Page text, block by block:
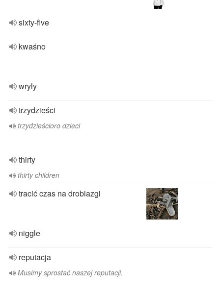
sixty-five
kwaśno
wryly
trzydzieści
trzydzieścioro dzieci
thirty
thirty children
tracić czas na drobiazgi
niggle
reputacja
Musimy sprostać naszej reputacji.